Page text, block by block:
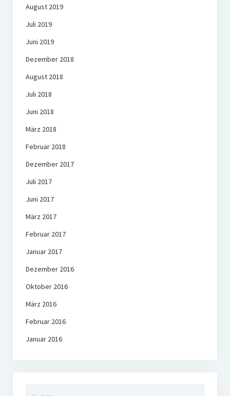
August 2019
Juli 2019
Juni 2019
Dezember 2018
August 2018
Juli 2018
Juni 2018
März 2018
Februar 2018
Dezember 2017
Juli 2017
Juni 2017
März 2017
Februar 2017
Januar 2017
Dezember 2016
Oktober 2016
März 2016
Februar 2016
Januar 2016